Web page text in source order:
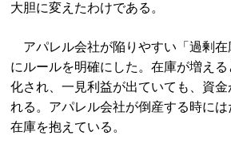
大胆に変えたわけである。
アパレル会社が陥りやすい「過剰在
にルールを明確にした。在庫が増え
化され、一見利益が出ていても、資
れる。アパレル会社が倒産する時に
在庫を抱えている。